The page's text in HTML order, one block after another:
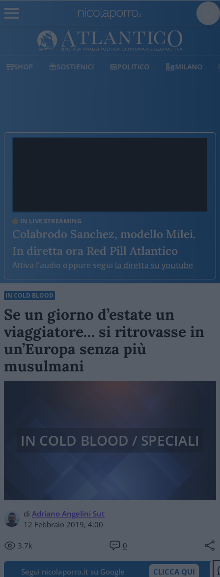
SHOP SOSTIENICI POLITICO MILANO
IN LIVE STREAMING
Colabrodo Sanchez, modello Milei.
In diretta ora Red Pill Atlantico
Attiva l'audio oppure segui la diretta su youtube
IN COLD BLOOD
Se un giorno d’estate un
viaggiatore… si ritrovasse in
un’Europa senza più
musulmani
di Adriano Angelini Sut
12 Febbraio 2019, 4:00
3.7k 0
IN COLD BLOOD / SPECIALI
Segui nicolaporro.it su Google CLICCA QUI